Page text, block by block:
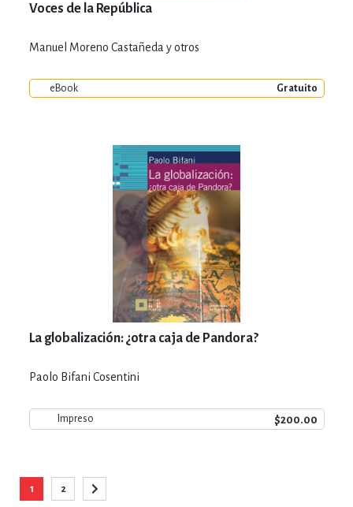
Voces de la República
Manuel Moreno Castañeda y otros
eBook Gratuito
La globalización: ¿otra caja de Pandora?
Paolo Bifani Cosentini
Impreso $200.00
Está viendo la página
1
Página
2
Página
Siguiente